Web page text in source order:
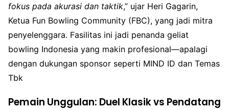
fokus pada akurasi dan taktik,” ujar Heri Gagarin,
Ketua Fun Bowling Community (FBC), yang jadi mitra
penyelenggara. Fasilitas ini jadi penanda geliat
bowling Indonesia yang makin profesional—apalagi
dengan dukungan sponsor seperti MIND ID dan Temas
Tbk
Pemain Unggulan: Duel Klasik vs Pendatang